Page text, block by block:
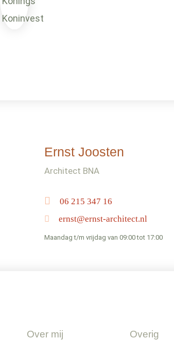
Ernst Joosten
Architect BNA
06 215 347 16
ernst@ernst-architect.nl
Maandag t/m vrijdag van 09:00 tot 17:00
Over mij Overig